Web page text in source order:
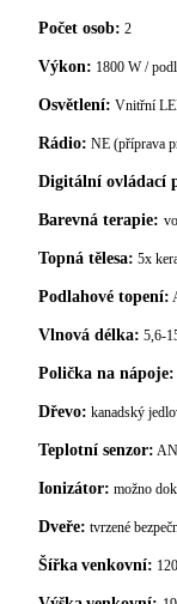
Počet osob: 2
Výkon: 1800 W /
Osvětlení: Vnitřní
Rádio: NE (příprava
Digitální ovládací
Barevná terapie:
Topná tělesa: 5x
Podlahové topení:
Vlnová délka: 5,6-
Polička na nápoje:
Dřevo: kanadský
Teplotní senzor:
Ionizátor: možno
Dveře: tvrzené
Šířka venkovní: